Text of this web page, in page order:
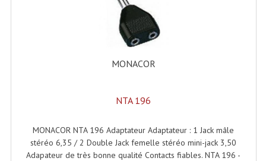
Enceintes Hifi
Enceintes Monitoring
Filtres Actifs, Correcteurs
Filtres Passifs
MONACOR
NTA 196
MONACOR NTA 196 Adaptateur Adaptateur : 1 Jack mâle
stéréo 6,35 / 2 Double Jack femelle stéréo mini-jack 3,50
Adapateur de très bonne qualité Contacts fiables. NTA 196 -